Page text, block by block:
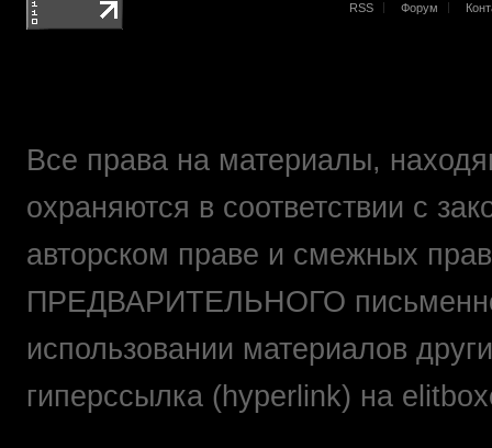
RSS Форум
Все права на материалы,
охраняются в соответствии с
авторском праве и смежных
ПРЕДВАРИТЕЛЬНОГО
использовании материалов
гиперссылка (hyperlink) на